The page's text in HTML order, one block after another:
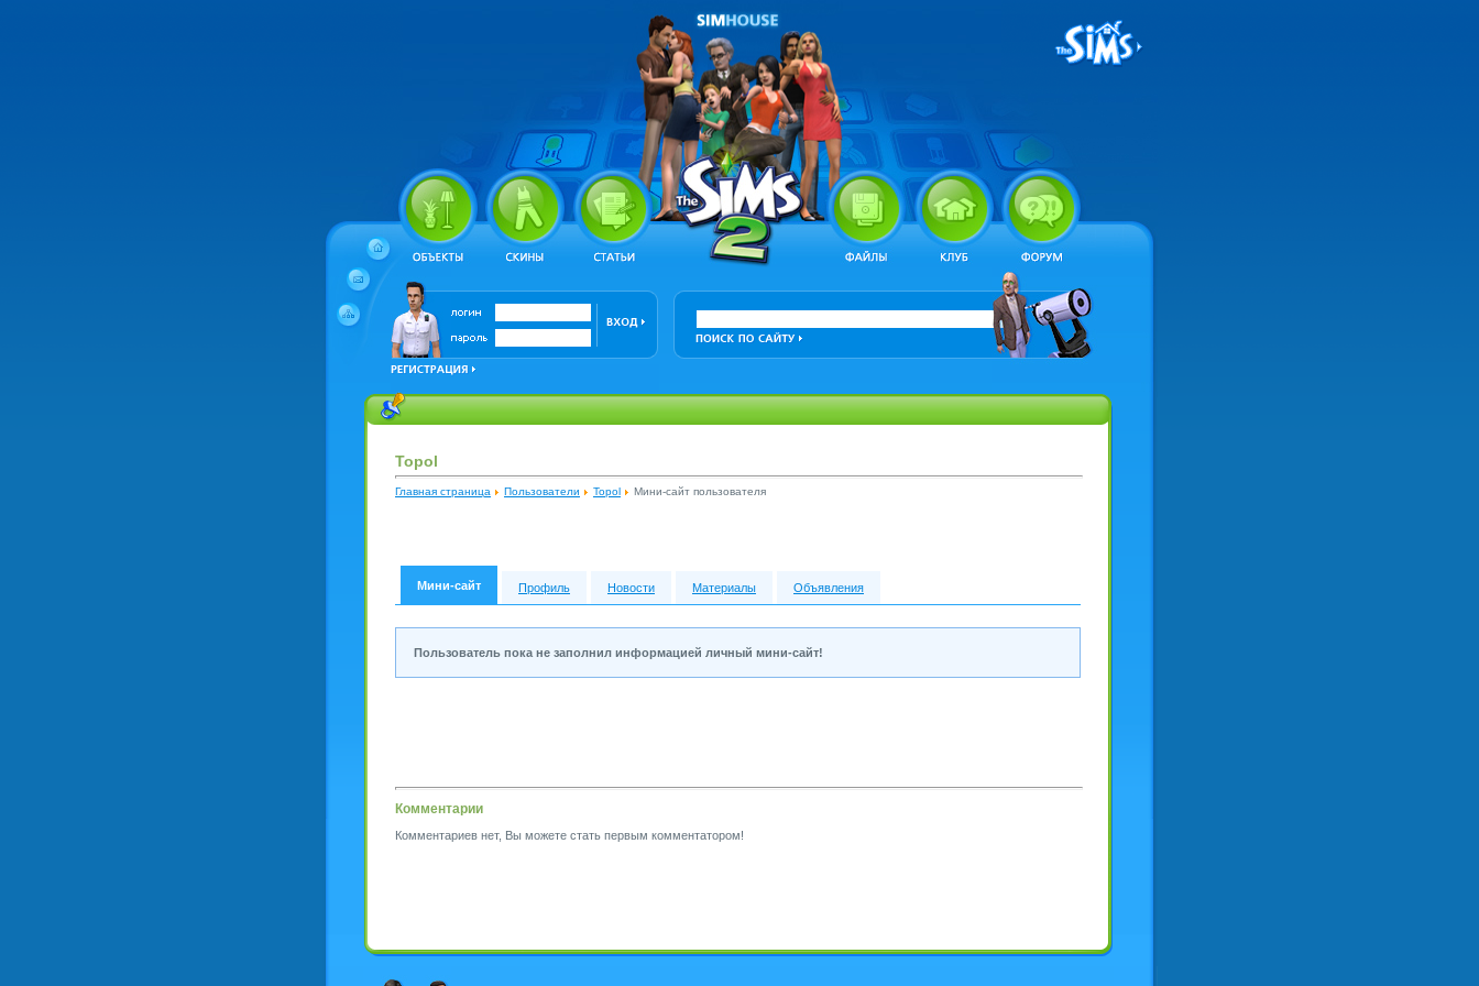
Topol
Главная страница Пользователи Topol Мини-сайт пользователя
Мини-сайт Профиль Новости Материалы Объявления
Пользователь пока не заполнил информацией личный мини-сайт!
Комментарии
Комментариев нет, Вы можете стать первым комментатором!